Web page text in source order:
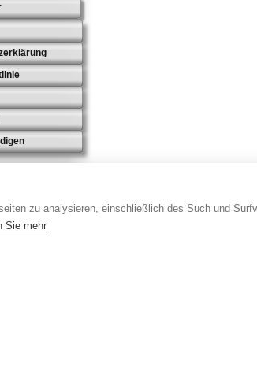
zu analysieren, einschließlich des Such und
Sie mehr